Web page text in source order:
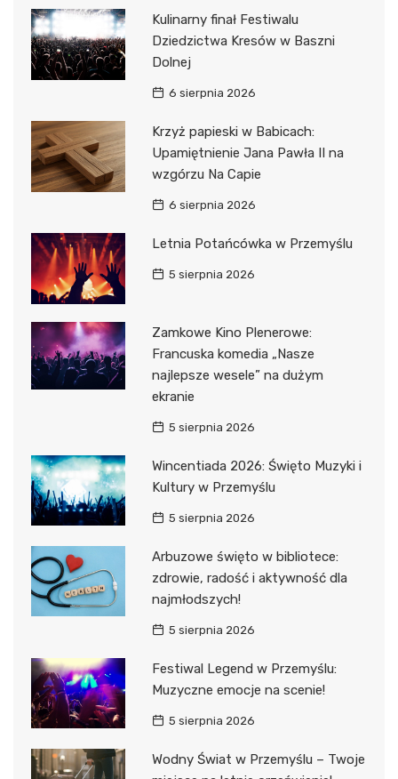
Kulinarny finał Festiwalu
Dziedzictwa Kresów w Baszni
Dolnej
6 sierpnia 2026
Krzyż papieski w Babicach:
Upamiętnienie Jana Pawła II na
wzgórzu Na Capie
6 sierpnia 2026
Letnia Potańcówka w Przemyślu
5 sierpnia 2026
Zamkowe Kino Plenerowe:
Francuska komedia „Nasze
najlepsze wesele” na dużym
ekranie
5 sierpnia 2026
Wincentiada 2026: Święto Muzyki i
Kultury w Przemyślu
5 sierpnia 2026
Arbuzowe święto w bibliotece:
zdrowie, radość i aktywność dla
najmłodszych!
5 sierpnia 2026
Festiwal Legend w Przemyślu:
Muzyczne emocje na scenie!
5 sierpnia 2026
Wodny Świat w Przemyślu – Twoje